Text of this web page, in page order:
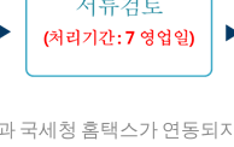
국세청 홈택스가 연동되